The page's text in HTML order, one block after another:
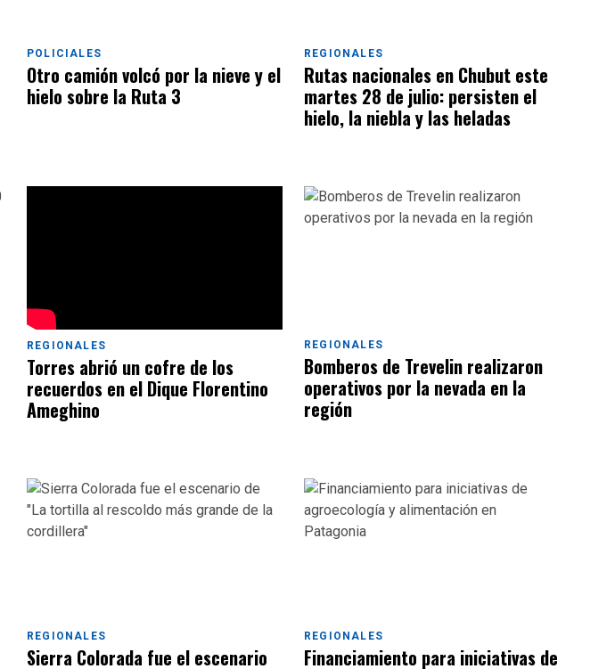
POLICIALES
Otro camión volcó por la nieve y el
hielo sobre la Ruta 3
REGIONALES
Rutas nacionales en Chubut este
martes 28 de julio: persisten el
hielo, la niebla y las heladas
REGIONALES
Torres abrió un cofre de los
recuerdos en el Dique Florentino
Ameghino
REGIONALES
Bomberos de Trevelin realizaron
operativos por la nevada en la
región
REGIONALES
Sierra Colorada fue el escenario
REGIONALES
Financiamiento para iniciativas de